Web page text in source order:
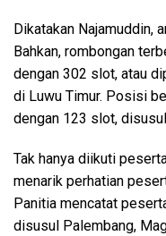
Dikatakan Najamuddin,
Bahkan, rombongan
dengan 302 slot, atau
di Luwu Timur. Posisi
dengan 123 slot,
Tak hanya diikuti
menarik perhatian
Panitia mencatat
disusul Palembang,